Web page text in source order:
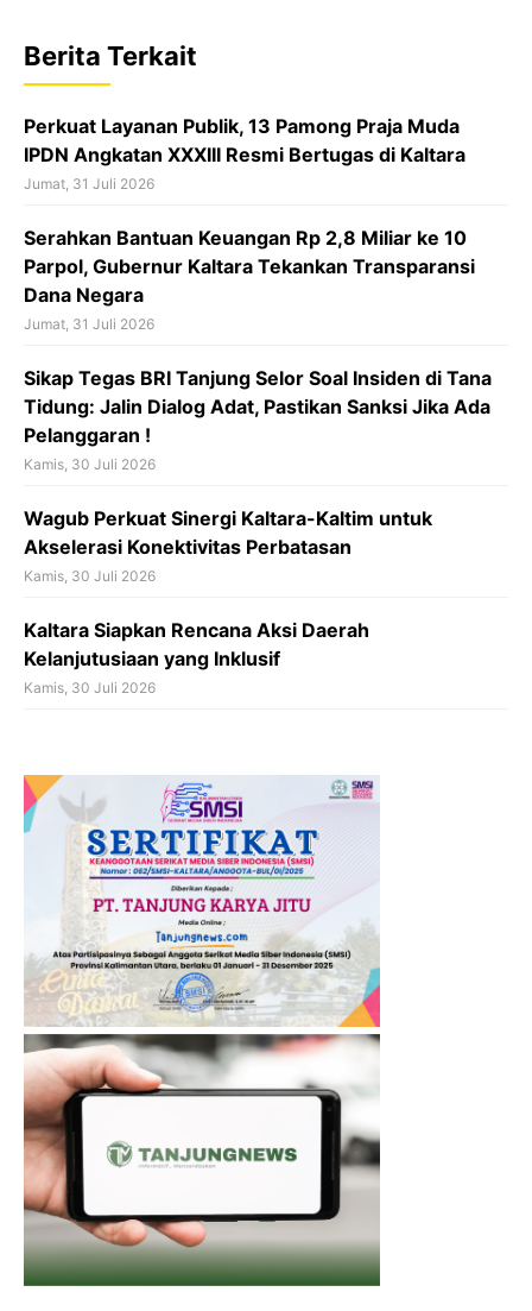
b
o
o
k
s
A
p
p
a
d
s
Berita Terkait
Perkuat Layanan Publik, 13 Pamong Praja Muda
IPDN Angkatan XXXIII Resmi Bertugas di Kaltara
Jumat, 31 Juli 2026
Serahkan Bantuan Keuangan Rp 2,8 Miliar ke 10
Parpol, Gubernur Kaltara Tekankan Transparansi
Dana Negara
Jumat, 31 Juli 2026
Sikap Tegas BRI Tanjung Selor Soal Insiden di Tana
Tidung: Jalin Dialog Adat, Pastikan Sanksi Jika Ada
Pelanggaran !
Kamis, 30 Juli 2026
Wagub Perkuat Sinergi Kaltara-Kaltim untuk
Akselerasi Konektivitas Perbatasan
Kamis, 30 Juli 2026
Kaltara Siapkan Rencana Aksi Daerah
Kelanjutusiaan yang Inklusif
Kamis, 30 Juli 2026